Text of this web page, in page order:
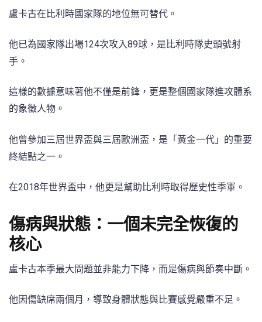
盧卡古在比利時國家隊的地位無可替代。
他已為國家隊出場124次攻入89球，是比利時隊史頭號射
手。
這樣的數據意味著他不僅是前鋒，更是整個國家隊進攻體系
的象徵人物。
他曾參加三屆世界盃與三屆歐洲盃，是「黃金一代」的重要
終結點之一。
在2018年世界盃中，他更是幫助比利時取得歷史性季軍。
傷病與狀態：一個未完全恢復的
核心
盧卡古本季最大問題並非能力下降，而是傷病與節奏中斷。
他因傷缺席兩個月，導致身體狀態與比賽感覺嚴重不足。